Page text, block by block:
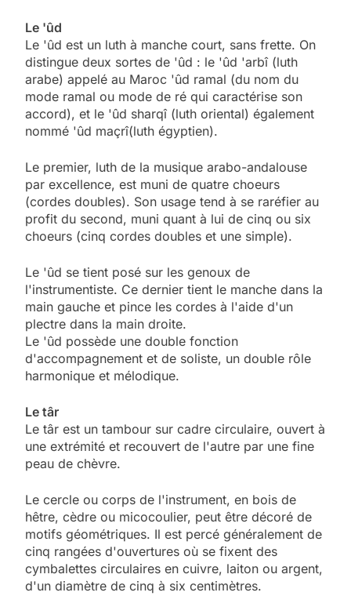
Le 'ûd
Le 'ûd est un luth à manche court, sans frette. On
distingue deux sortes de 'ûd : le 'ûd 'arbî (luth
arabe) appelé au Maroc 'ûd ramal (du nom du
mode ramal ou mode de ré qui caractérise son
accord), et le 'ûd sharqî (luth oriental) également
nommé 'ûd maçrî(luth égyptien).
Le premier, luth de la musique arabo-andalouse
par excellence, est muni de quatre choeurs
(cordes doubles). Son usage tend à se raréfier au
profit du second, muni quant à lui de cinq ou six
choeurs (cinq cordes doubles et une simple).
Le 'ûd se tient posé sur les genoux de
l'instrumentiste. Ce dernier tient le manche dans la
main gauche et pince les cordes à l'aide d'un
plectre dans la main droite.
Le 'ûd possède une double fonction
d'accompagnement et de soliste, un double rôle
harmonique et mélodique.
Le târ
Le târ est un tambour sur cadre circulaire, ouvert à
une extrémité et recouvert de l'autre par une fine
peau de chèvre.
Le cercle ou corps de l'instrument, en bois de
hêtre, cèdre ou micocoulier, peut être décoré de
motifs géométriques. Il est percé généralement de
cinq rangées d'ouvertures où se fixent des
cymbalettes circulaires en cuivre, laiton ou argent,
d'un diamètre de cinq à six centimètres.